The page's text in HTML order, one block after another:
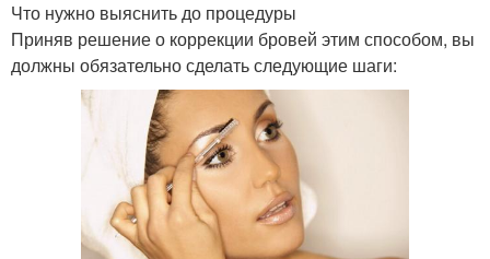
Что нужно выяснить до процедуры
Приняв решение о коррекции бровей этим способом, вы
должны обязательно сделать следующие шаги: